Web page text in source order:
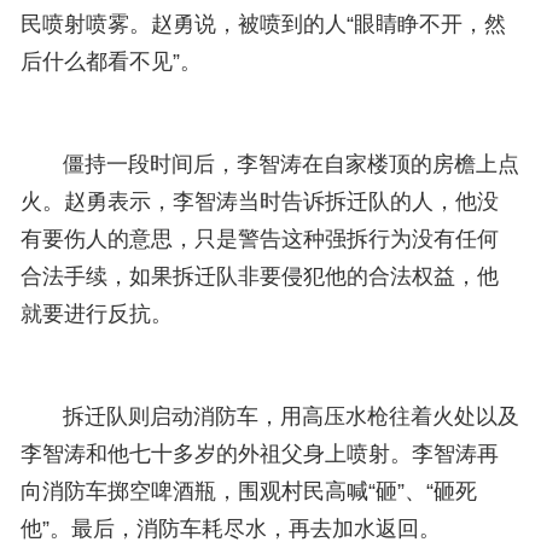
民喷射喷雾。赵勇说，被喷到的人“眼睛睁不开，然
后什么都看不见”。
僵持一段时间后，李智涛在自家楼顶的房檐上点
火。赵勇表示，李智涛当时告诉拆迁队的人，他没
有要伤人的意思，只是警告这种强拆行为没有任何
合法手续，如果拆迁队非要侵犯他的合法权益，他
就要进行反抗。
拆迁队则启动消防车，用高压水枪往着火处以及
李智涛和他七十多岁的外祖父身上喷射。李智涛再
向消防车掷空啤酒瓶，围观村民高喊“砸”、“砸死
他”。最后，消防车耗尽水，再去加水返回。